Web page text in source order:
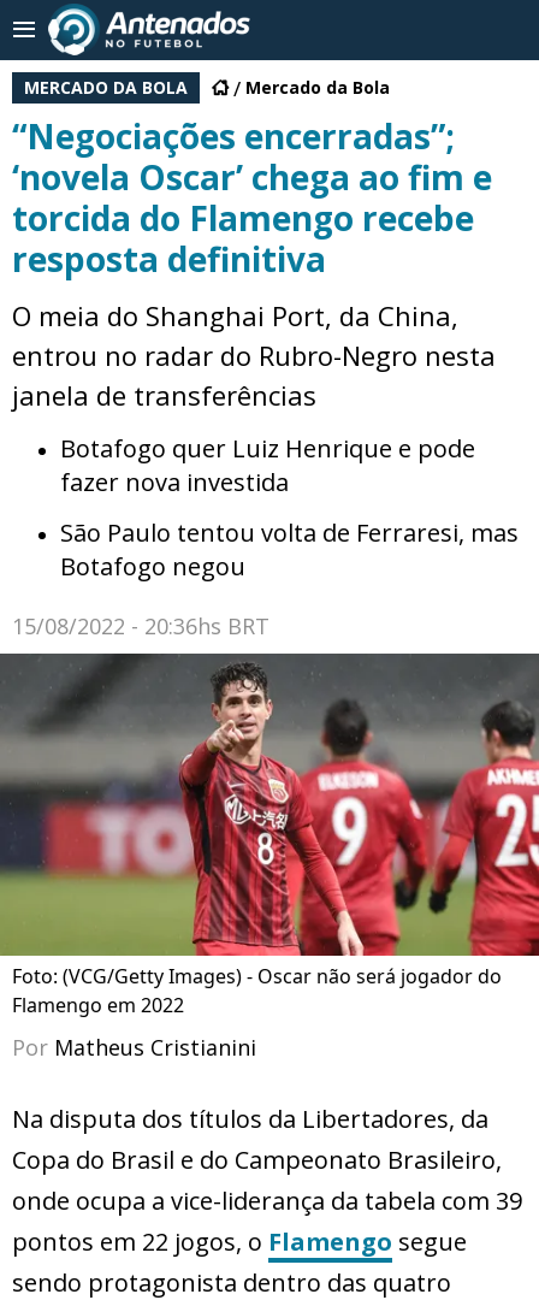
MERCADO DA BOLA Mercado da Bola
“Negociações encerradas”;
‘novela Oscar’ chega ao fim e
torcida do Flamengo recebe
resposta definitiva
O meia do Shanghai Port, da China,
entrou no radar do Rubro-Negro nesta
janela de transferências
Botafogo quer Luiz Henrique e pode
fazer nova investida
São Paulo tentou volta de Ferraresi, mas
Botafogo negou
15/08/2022 - 20:36hs BRT
Foto: (VCG/Getty Images) - Oscar não será jogador do
Flamengo em 2022
Por Matheus Cristianini
Na disputa dos títulos da Libertadores, da
Copa do Brasil e do Campeonato Brasileiro,
onde ocupa a vice-liderança da tabela com 39
pontos em 22 jogos, o Flamengo segue
sendo protagonista dentro das quatro